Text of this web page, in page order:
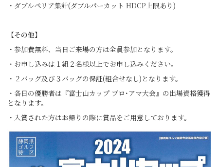
・ダブルペリア集計(ダブルパーカット HDCP上限あり)
【その他】
・参加費無料、当日ご来場の方は全員参加となります。
・お申し込みは１組２名様以上でお申し込みください。
・２バッグ及び３バッグの保証(組合せなし)となります。
・各日の優勝者は『富士山カップ プロ･アマ大会』の出場資格獲得
となります。
・入賞された方はお帰りの際に賞品をご用意しております。